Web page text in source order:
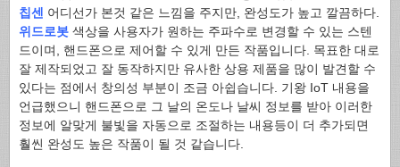
칩센 어디선가 본것 같은 느낌을 주지만, 완성도가 높고 깔끔하다.
위드로봇 색상을 사용자가 원하는 주파수로 변경할 수 있는 스텐
드이며, 핸드폰으로 제어할 수 있게 만든 작품입니다. 목표한 대로
잘 제작되었고 잘 동작하지만 유사한 상용 제품을 많이 발견할 수
있다는 점에서 창의성 부분이 조금 아쉽습니다. 기왕 IoT 내용을
언급했으니 핸드폰으로 그 날의 온도나 날씨 정보를 받아 이러한
정보에 알맞게 불빛을 자동으로 조절하는 내용등이 더 추가되면
훨씬 완성도 높은 작품이 될 것 같습니다.